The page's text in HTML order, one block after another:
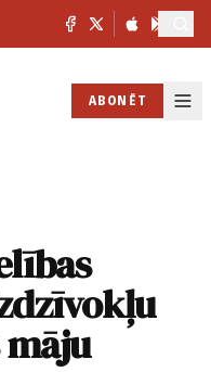
ABONĒT